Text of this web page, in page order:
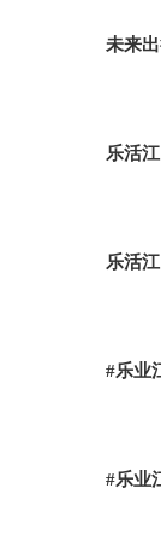
未来
乐活
乐活
#乐业
#乐业